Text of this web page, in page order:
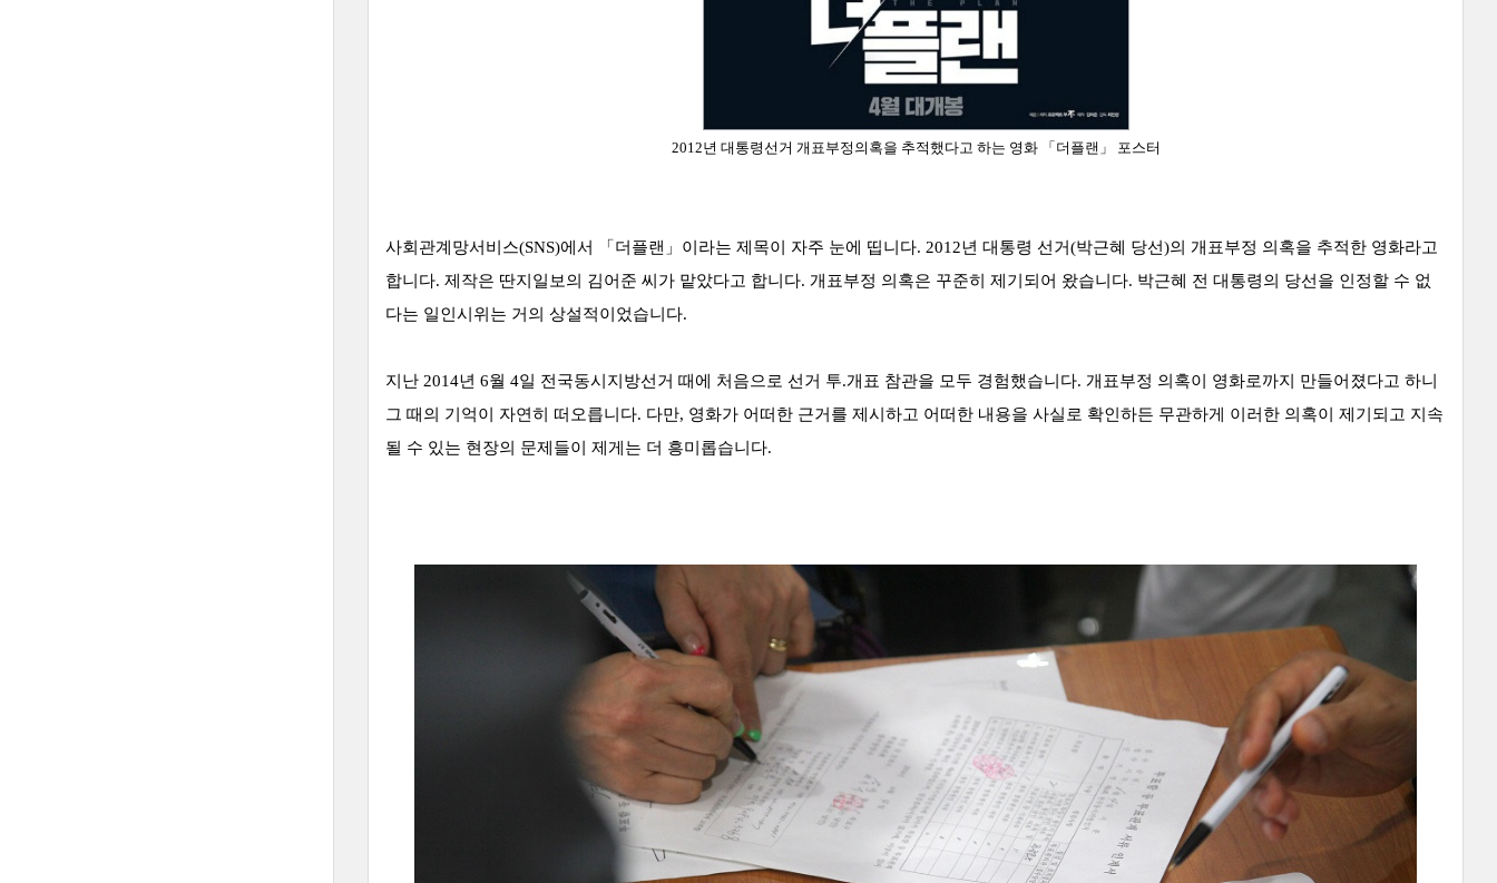
2012년 대통령선거 개표부정의혹을 추적했다고 하는 영화 「 더플랜」 포스터
사회관계망서비스(SNS)에서 「 더플랜」이라는 제목이 자주 눈에 띱니다. 2012년 대통령 선거(박근혜 당선)의 개표부정 의혹을 추적한 영화라고
합니다. 제작은 딴지일보의 김어준 씨가 맡았다고 합니다. 개표부정 의혹은 꾸준히 제기되어 왔습니다. 박근혜 전 대통령의 당선을 인정할 수 없
다는 일인시위는 거의 상설적이었습니다.
지난 2014년 6월 4일 전국동시지방선거 때에 처음으로 선거 투.개표 참관을 모두 경험했습니다. 개표부정 의혹이 영화로까지 만들어졌다고 하니
그 때의 기억이 자연히 떠오릅니다. 다만, 영화가 어떠한 근거를 제시하고 어떠한 내용을 사실로 확인하든 무관하게 이러한 의혹이 제기되고 지속
될 수 있는 현장의 문제들이 제게는 더 흥미롭습니다.